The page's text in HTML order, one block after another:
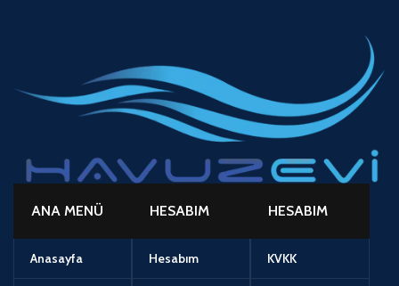
ANA MENÜ
Anasayfa
HESABIM
Hesabım
HESABIM
KVKK